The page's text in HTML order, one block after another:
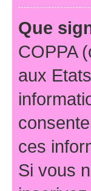
Que
COPPA
aux
ces
Si vous